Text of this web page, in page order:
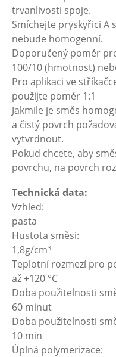
trvanlivosti spoje.
Smíchejte pryskyřici A
nebude homogenní.
Doporučený
100/10 (hmotnost)
Pro aplikaci
použijte poměr 1:1
Jakmile je směs
a čistý povrch
vytvrdnout.
Pokud chcete, aby
povrchu, na povrch
Technická data:
pasta
1,8g/cm3
Teplotní
až +120 °C
Doba použitelnosti
60 minut
Doba použitelnosti
10 min
Úplná